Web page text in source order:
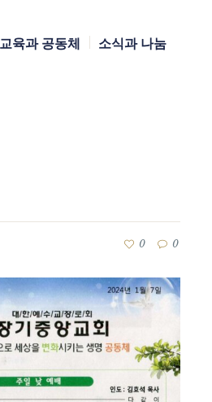
교육과 공동체 소식과 나눔
0 0